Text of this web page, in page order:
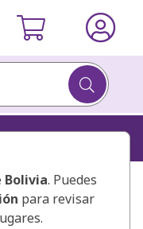
Bolivia. Puedes
para revisar
Kit Confirmar